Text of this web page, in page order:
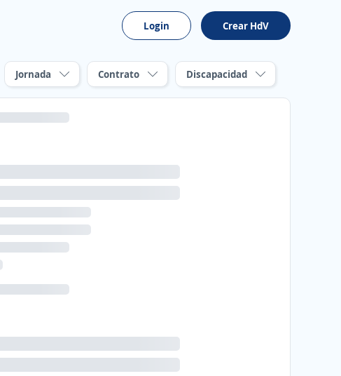
Login Crear HdV
Jornada Contrato Discapacidad